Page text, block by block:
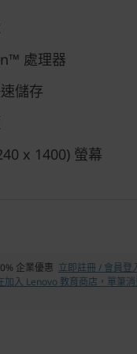
處理器
儲存
x 1400) 螢幕
企業優惠 立即註冊 / 會員登
加入 Lenovo 教育商店，單筆